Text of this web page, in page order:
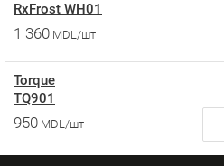
RxFrost WH01
1 360 MDL/шт
Torque
TQ901
950 MDL/шт